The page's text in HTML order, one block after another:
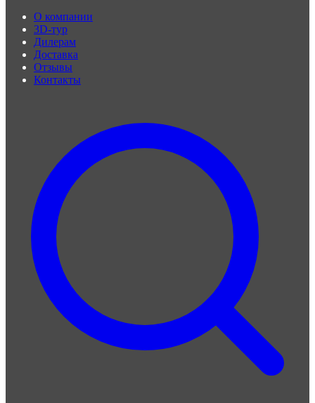
О компании
3D-тур
Дилерам
Доставка
Отзывы
Контакты